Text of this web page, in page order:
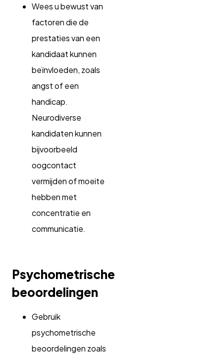
Wees u bewust van
factoren die de
prestaties van een
kandidaat kunnen
beïnvloeden, zoals
angst of een
handicap.
Neurodiverse
kandidaten kunnen
bijvoorbeeld
oogcontact
vermijden of moeite
hebben met
concentratie en
communicatie.
Psychometrische
beoordelingen
Gebruik
psychometrische
beoordelingen zoals